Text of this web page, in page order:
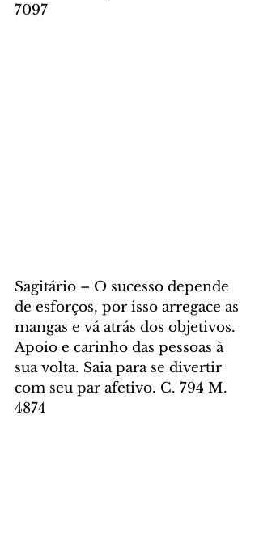
7097
Sagitário – O sucesso depende
de esforços, por isso arregace as
mangas e vá atrás dos objetivos.
Apoio e carinho das pessoas à
sua volta. Saia para se divertir
com seu par afetivo. C. 794 M.
4874